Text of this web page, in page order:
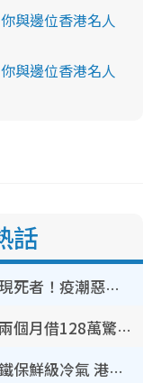
與邊位香港名人
與邊位香港名人
話
奪命寄生蟲｜食生菜狂瀉首現死者！疫潮惡化錄1.8萬宗病例 揭洗菜3大謬誤
銀行高層戀上水療女技師！兩個月借128萬驚覺「沉船」沉落火海 揭背後疑似邪教操控賣淫
內地客歎港人唔識老！揭港鐵保鮮級冷氣 港人求放過：咪投訴